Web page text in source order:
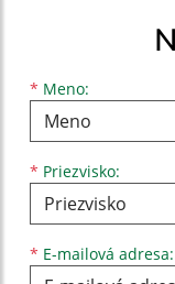
* Meno:
Meno
* Priezvisko:
Priezvisko
* E-mailová adresa:
E-mailová adresa